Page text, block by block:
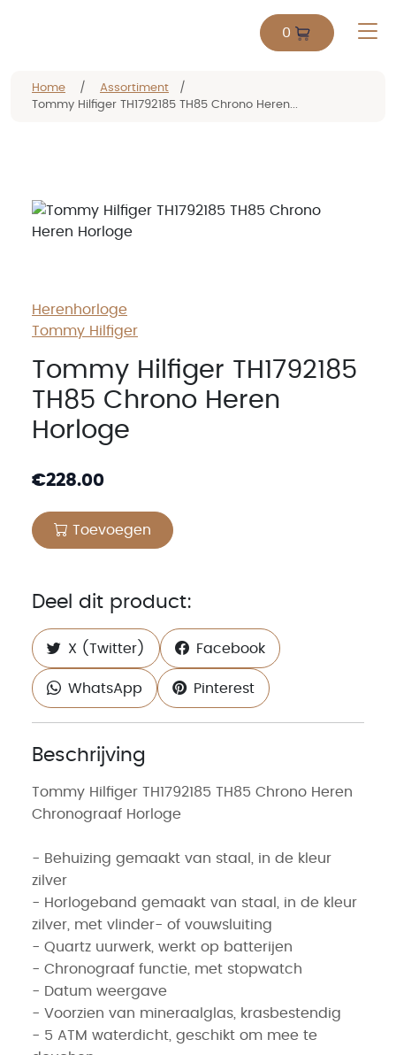
0
Home / Assortiment
/
Tommy Hilfiger TH1792185 TH85 Chrono Heren...
Herenhorloge
Tommy Hilfiger
Tommy Hilfiger TH1792185
TH85 Chrono Heren
Horloge
€228.00
Toevoegen
Deel dit product:
X (Twitter) Facebook
WhatsApp Pinterest
Beschrijving
Tommy Hilfiger TH1792185 TH85 Chrono Heren
Chronograaf Horloge
- Behuizing gemaakt van staal, in de kleur
zilver
- Horlogeband gemaakt van staal, in de kleur
zilver, met vlinder- of vouwsluiting
- Quartz uurwerk, werkt op batterijen
- Chronograaf functie, met stopwatch
- Datum weergave
- Voorzien van mineraalglas, krasbestendig
- 5 ATM waterdicht, geschikt om mee te